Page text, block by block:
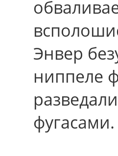
Энвер
ниппеле